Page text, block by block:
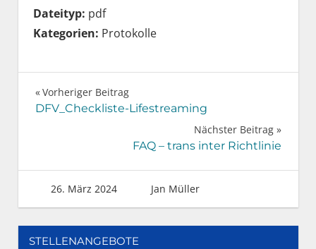
Dateityp: pdf
Kategorien: Protokolle
Beitragsnavigation
Vorheriger Beitrag
DFV_Checkliste-Lifestreaming
Nächster Beitrag
FAQ – trans inter Richtlinie
26. März 2024 Jan Müller
STELLENANGEBOTE